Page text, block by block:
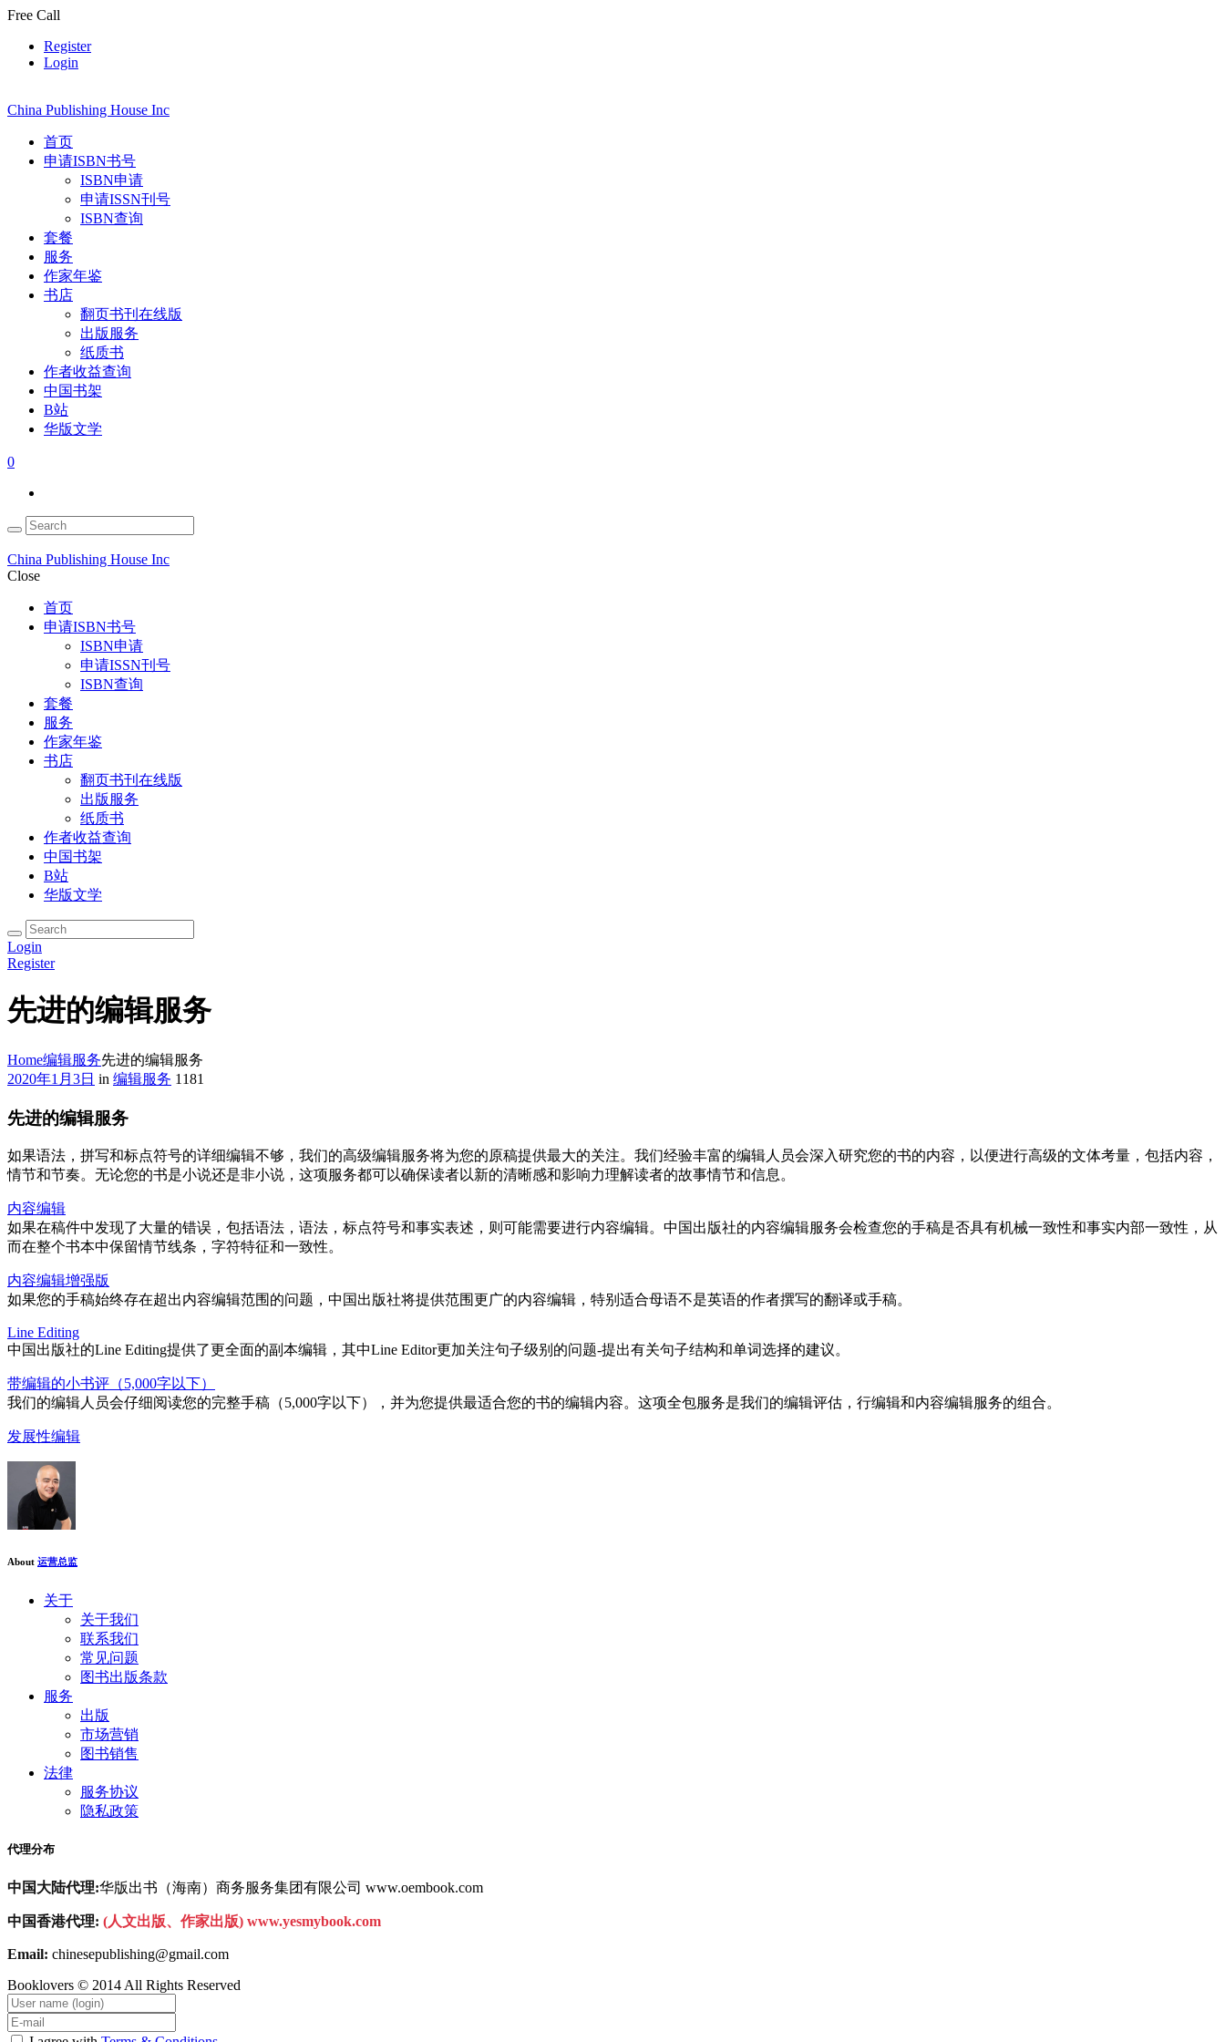
Free Call
Register
Login
China Publishing House Inc
首页
申请ISBN书号
ISBN申请
申请ISSN刊号
ISBN查询
套餐
服务
作家年鉴
书店
翻页书刊在线版
出版服务
纸质书
作者收益查询
中国书架
B站
华版文学
0
China Publishing House Inc
Close
首页
申请ISBN书号
ISBN申请
申请ISSN刊号
ISBN查询
套餐
服务
作家年鉴
书店
翻页书刊在线版
出版服务
纸质书
作者收益查询
中国书架
B站
华版文学
Login
Register
先进的编辑服务
Home编辑服务先进的编辑服务
2020年1月3日 in 编辑服务 1181
先进的编辑服务
如果语法，拼写和标点符号的详细编辑不够，我们的高级编辑服务将为您的原稿提供最大的关注。我们经验丰富的编辑人员会深入研究您的书的内容，以便进行高级的文体考量，包括内容，
情节和节奏。无论您的书是小说还是非小说，这项服务都可以确保读者以新的清晰感和影响力理解读者的故事情节和信息。
内容编辑
如果在稿件中发现了大量的错误，包括语法，语法，标点符号和事实表述，则可能需要进行内容编辑。中国出版社的内容编辑服务会检查您的手稿是否具有机械一致性和事实内部一致性，从
而在整个书本中保留情节线条，字符特征和一致性。
内容编辑增强版
如果您的手稿始终存在超出内容编辑范围的问题，中国出版社将提供范围更广的内容编辑，特别适合母语不是英语的作者撰写的翻译或手稿。
Line Editing
中国出版社的Line Editing提供了更全面的副本编辑，其中Line Editor更加关注句子级别的问题-提出有关句子结构和单词选择的建议。
带编辑的小书评（5,000字以下）
我们的编辑人员会仔细阅读您的完整手稿（5,000字以下），并为您提供最适合您的书的编辑内容。这项全包服务是我们的编辑评估，行编辑和内容编辑服务的组合。
发展性编辑
About 运营总监
关于
关于我们
联系我们
常见问题
图书出版条款
服务
出版
市场营销
图书销售
法律
服务协议
隐私政策
代理分布
中国大陆代理:华版出书（海南）商务服务集团有限公司 www.oembook.com
中国香港代理: (人文出版、作家出版) www.yesmybook.com
Email: chinesepublishing@gmail.com
Booklovers © 2014 All Rights Reserved